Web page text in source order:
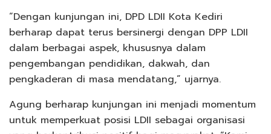
“Dengan kunjungan ini, DPD LDII Kota Kediri
berharap dapat terus bersinergi dengan DPP LDII
dalam berbagai aspek, khususnya dalam
pengembangan pendidikan, dakwah, dan
pengkaderan di masa mendatang,” ujarnya.
Agung berharap kunjungan ini menjadi momentum
untuk memperkuat posisi LDII sebagai organisasi